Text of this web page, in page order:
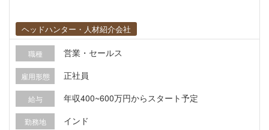
ヘッドハンター・人材紹介会社
職種 営業・セールス
雇用形態 正社員
給与 年収400~600万円からスタート予定
勤務地 インド